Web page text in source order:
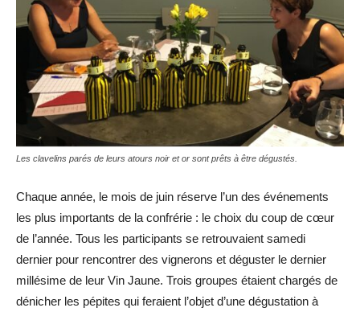
Les clavelins parés de leurs atours noir et or sont prêts à être dégustés.
Chaque année, le mois de juin réserve l’un des événements
les plus importants de la confrérie : le choix du coup de cœur
de l’année. Tous les participants se retrouvaient samedi
dernier pour rencontrer des vignerons et déguster le dernier
millésime de leur Vin Jaune. Trois groupes étaient chargés de
dénicher les pépites qui feraient l’objet d’une dégustation à